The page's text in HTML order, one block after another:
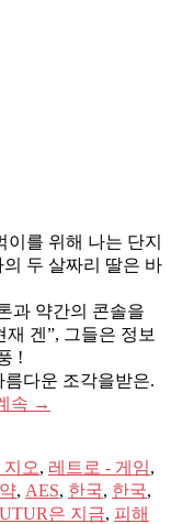
를 위해 나는 단지
두 살짜리 딸은 바
과 약간의 콘솔을
겐”, 그들은 정보
!
름다운 조각을받은.
속 →
지오, 레트로 - 게임,
, AES, 한국, 한국,
은 지금, 피해